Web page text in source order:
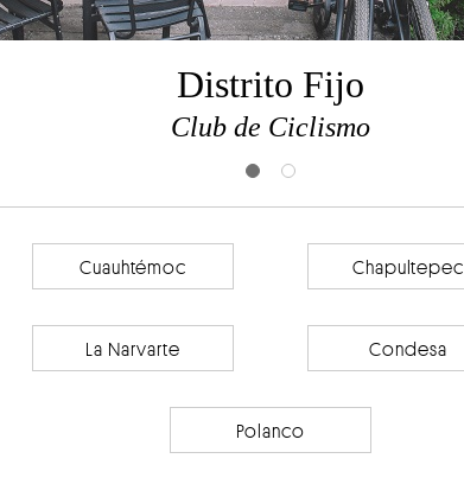
Distrito Fijo
Club de Ciclismo
Cuauhtémoc Chapultepec
La Narvarte Condesa
Polanco